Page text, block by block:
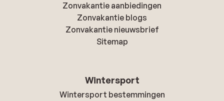
Zonvakantie aanbiedingen
Zonvakantie blogs
Zonvakantie nieuwsbrief
Sitemap
Wintersport
Wintersport bestemmingen